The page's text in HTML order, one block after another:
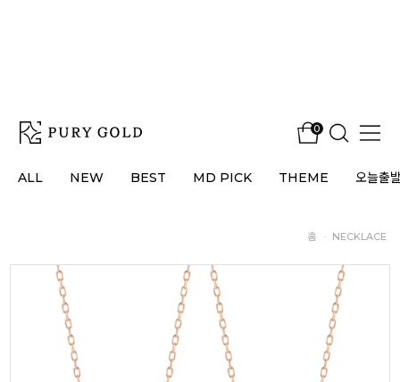
0
ALL NEW BEST MD PICK THEME 오늘출
홈 · NECKLACE